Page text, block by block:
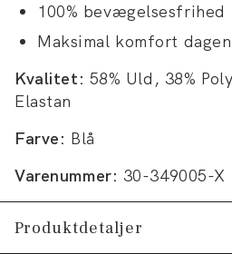
100% bevægelsesfrihed
Maksimal komfort
Kvalitet: 58% Uld, 38%
Elastan
Farve: Blå
Varenummer: 30-349005-X
Produktdetaljer